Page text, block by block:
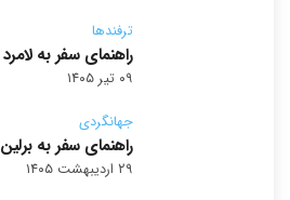
ترفندها
راهنمای سفر به لامرد
۰۹ تیر ۱۴۰۵
جهانگردی
راهنمای سفر به برلین
۲۹ اردیبهشت ۱۴۰۵